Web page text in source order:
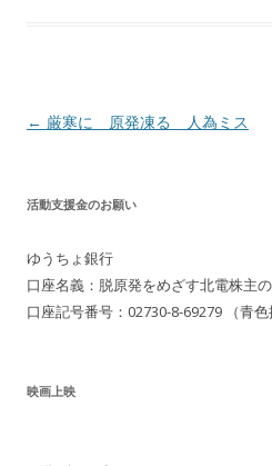
投
ビ
ー
シ
← 厳寒に 原発凍る 人為ミス
活動支援金のお願い
ゆうちょ銀行
口座名義：脱原発をめざす北電株主
口座記号番号：02730-8-69279 （青色
映画上映